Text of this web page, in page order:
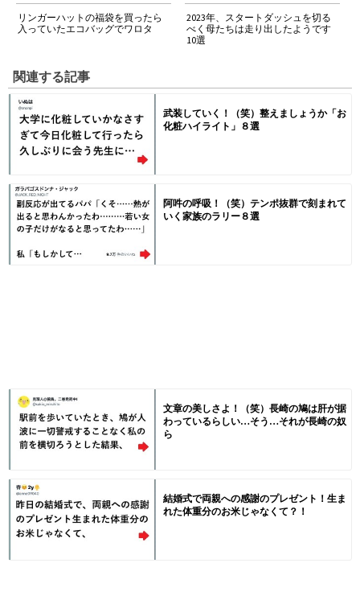
リンガーハットの福袋を買ったら
入っていたエコバッグでワロタ
2023年、スタートダッシュを切る
べく母たちは走り出したようです
10選
関連する記事
武装していく！（笑）整えましょうか「お
化粧ハイライト」８選
阿吽の呼吸！（笑）テンポ抜群で刻まれて
いく家族のラリー８選
文章の美しさよ！（笑）長崎の鳩は肝が据
わっているらしい…そう…それが長崎の奴
ら
結婚式で両親への感謝のプレゼント！生ま
れた体重分のお米じゃなくて？！